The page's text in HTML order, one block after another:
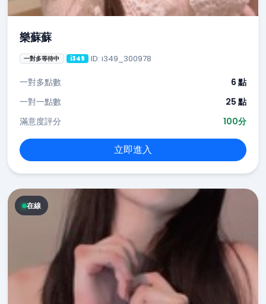
樂蘇蘇
一對多等待中 i349 ID: i349_300978
一對多點數
6 點
一對一點數
25 點
滿意度評分
100分
立即進入
在線